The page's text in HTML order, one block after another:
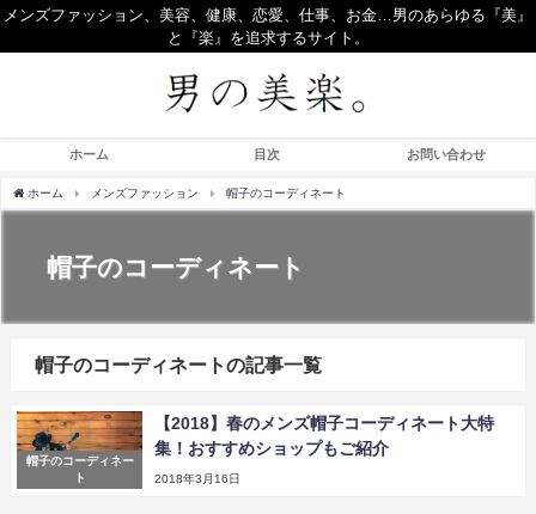
メンズファッション、美容、健康、恋愛、仕事、お金…男のあらゆる『美』
と『楽』を追求するサイト。
ホーム 目次 お問い合わせ
ホーム メンズファッション 帽子のコーディネート
帽子のコーディネート
帽子のコーディネートの記事一覧
帽子のコーディネー
ト
【2018】春のメンズ帽子コーディネート大特
集！おすすめショップもご紹介
2018年3月16日